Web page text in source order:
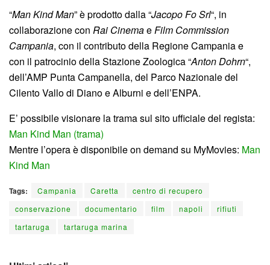
“Man Kind Man” è prodotto dalla “Jacopo Fo Srl“, in
collaborazione con Rai CinemaeFilm Commission
Campania, con il contributo della Regione Campania e
con il patrocinio della Stazione Zoologica “Anton Dohrn“,
dell’AMP Punta Campanella, del Parco Nazionale del
Cilento Vallo di Diano e Alburni e dell’ENPA.
E’ possibile visionare la trama sul sito ufficiale del regista:
Man Kind Man (trama)
Mentre l’opera è disponibile on demand su MyMovies: Man
Kind Man
Tags: Campania Caretta
centro di recupero
conservazione
documentario film napoli
rifiuti
tartaruga
tartaruga marina